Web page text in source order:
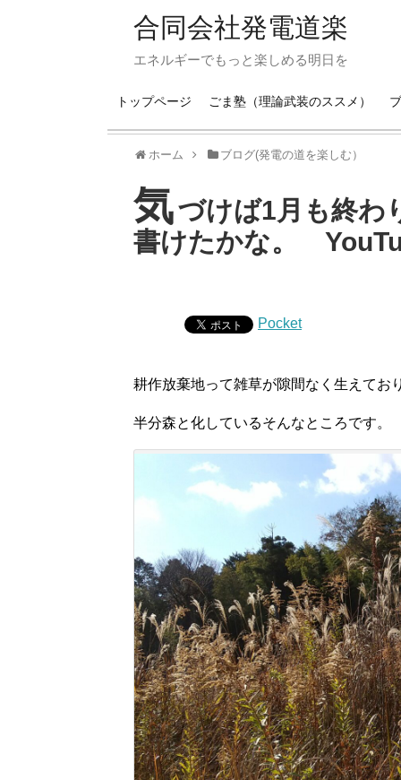
合同会社発電道楽
エネルギーでもっと楽しめる明日を
トップページ ごま塾（理論武装のススメ）
ホーム ブログ(発電の道を楽しむ）
気づけば1月も終
書けたかな。
Pocket
耕作放棄地って雑草が隙間なく生えてお
半分森と化しているそんなところです。